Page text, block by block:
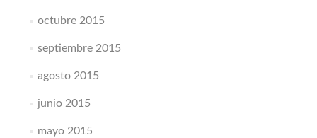
octubre 2015
septiembre 2015
agosto 2015
junio 2015
mayo 2015